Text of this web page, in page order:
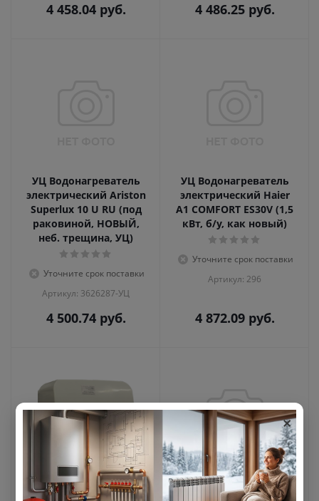
4 458.04руб. 4 486.25руб.
УЦ Водонагреватель
электрический Ariston
Superlux 10 U RU (под
раковиной, НОВЫЙ,
неб. трещина, УЦ)
Уточните срок поставки
Артикул: 3626287-УЦ
4 500.74руб.
УЦ Водонагреватель
электрический Haier
A1 COMFORT ES30V (1,5
кВт, б/у, как новый)
Уточните срок поставки
Артикул: 296
4 872.09руб.
УЦ Водонагреватель
УЦ Водонагреватель
×